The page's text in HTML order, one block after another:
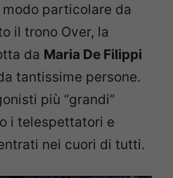
modo particolare da
il trono Over, la
da Maria De Filippi
tantissime persone.
più “grandi”
i telespettatori e
nei cuori di tutti.